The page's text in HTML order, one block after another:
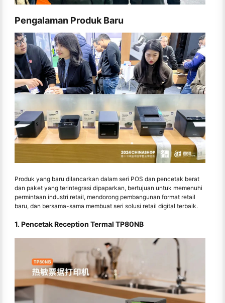
Pengalaman Produk Baru
Produk yang baru dilancarkan dalam seri POS dan pencetak berat
dan paket yang terintegrasi dipaparkan, bertujuan untuk memenuhi
permintaan industri retail, mendorong pembangunan format retail
baru, dan bersama-sama membuat seri solusi retail digital terbaik.
1. Pencetak Reception Termal TP80NB